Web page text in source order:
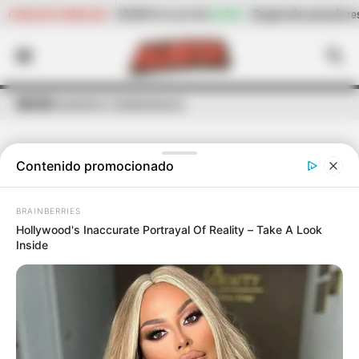
Cilantro
ÚLTIMAS NOTICIAS
DEFACATATIVÁ, CUNDINAMARCA
Contenido promocionado
BRAINBERRIES
Hollywood's Inaccurate Portrayal Of Reality – Take A Look
Inside